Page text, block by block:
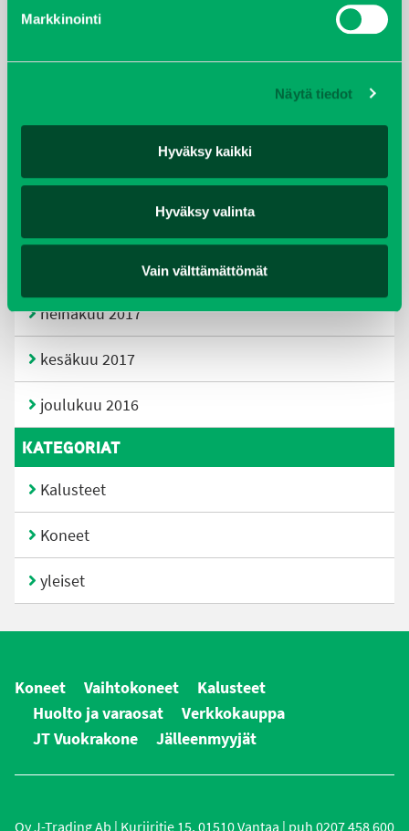
Markkinointi
Näytä tiedot
Hyväksy kaikki
Hyväksy valinta
Vain välttämättömät
helmikuu 2019
elokuu 2018
heinäkuu 2017
kesäkuu 2017
joulukuu 2016
KATEGORIAT
Kalusteet
Koneet
yleiset
Koneet Vaihtokoneet
Kalusteet
Huolto ja varaosat
Verkkokauppa
JT Vuokrakone
Jälleenmyyjät
Oy J-Trading Ab | Kuriiritie 15, 01510 Vantaa | puh 0207 458 600